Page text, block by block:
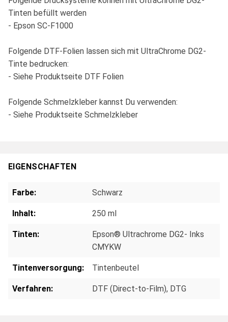
Tinten befüllt werden
- Epson SC-F1000
Folgende DTF-Folien lassen sich mit UltraChrome DG2-
Tinte bedrucken:
- Siehe Produktseite DTF Folien
Folgende Schmelzkleber kannst Du verwenden:
- Siehe Produktseite Schmelzkleber
EIGENSCHAFTEN
Farbe: Schwarz
Inhalt: 250 ml
Tinten:
Epson® Ultrachrome DG2- Inks
CMYKW
Tintenversorgung: Tintenbeutel
Verfahren: DTF (Direct-to-Film), DTG